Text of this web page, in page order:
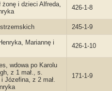
żonę i dzieci Alfreda,
426-1-8
245-1-9
Mariannę i
426-1-10
wdowa po Karolu
z 1 mał., s.
Józefina, z 2 mał.
171-1-9